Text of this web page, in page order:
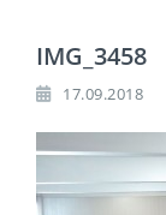
IMG_3458
17.09.2018